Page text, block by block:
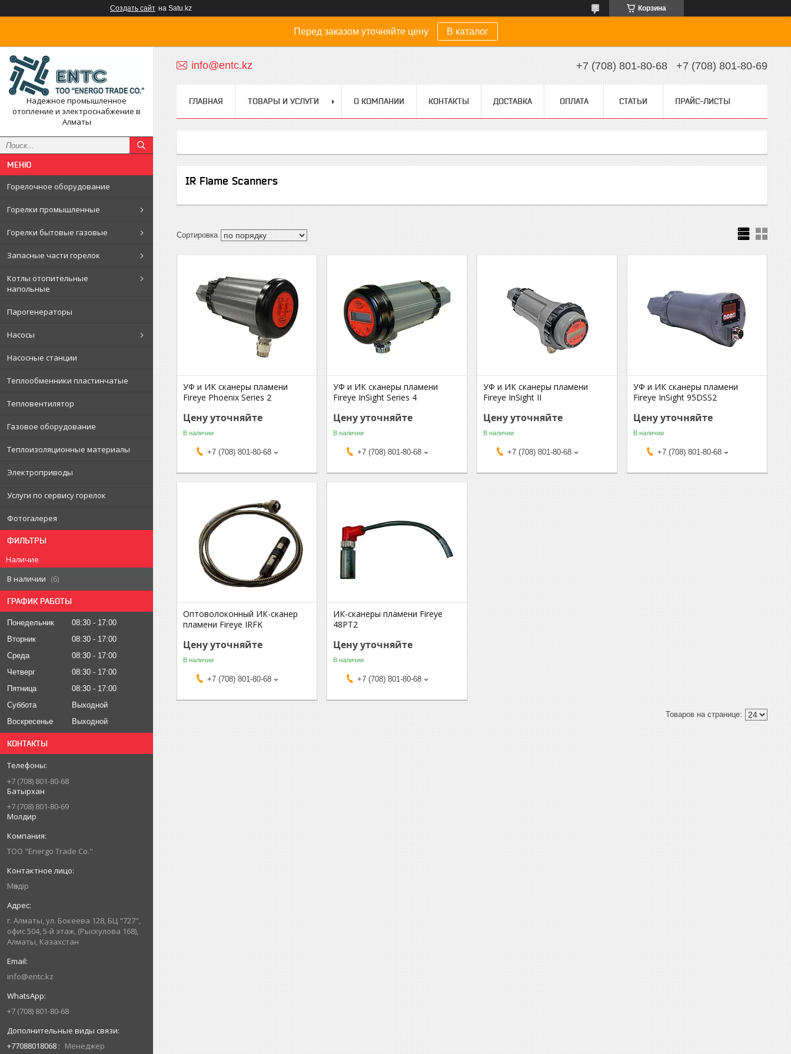
Создать сайт на Satu.kz Корзина
Перед заказом уточняйте цену В каталог
Надежное промышленное
отопление и электроснабжение в
Алматы
Горелочное оборудование
Горелки промышленные
Горелки бытовые газовые
Запасные части горелок
Котлы отопительные
напольные
Парогенераторы
Насосы
Насосные станции
Теплообменники пластинчатые
Тепловентилятор
Газовое оборудование
Теплоизоляционные материалы
Электроприводы
Услуги по сервису горелок
Фотогалерея
ФИЛЬТРЫ
Наличие
В наличии
6
ГРАФИК РАБОТЫ
Понедельник 08:30
17:00
Вторник
08:30
17:00
Среда
08:30
17:00
Четверг
08:30
17:00
Пятница
08:30
17:00
Суббота
Выходной
Воскресенье
Выходной
КОНТАКТЫ
+7 (708) 801-80-68
Батырхан
+7 (708) 801-80-69
Молдир
ТОО "Energo Trade Co."
Мөлдір
г. Алматы, ул. Бокеева 128, БЦ "727",
офис 504, 5-й этаж, (Рыскулова 168),
Алматы, Казахстан
info@entc.kz
+7 (708) 801-80-68
+77088018068 Менеджер
info@entc.kz +7 (708) 801-80-68 +7 (708) 801-80-69
ГЛАВНАЯ ТОВАРЫ И УСЛУГИ О КОМПАНИИ КОНТАКТЫ ДОСТАВКА ОПЛАТА СТАТЬИ ПРАЙС-ЛИСТЫ
IR Flame Scanners
УФ и ИК сканеры пламени
Fireye Phoenix Series 2
Цену уточняйте
В наличии
+7 (708) 801-80-68
УФ и ИК сканеры пламени
Fireye InSight Series 4
Цену уточняйте
В наличии
+7 (708) 801-80-68
УФ и ИК сканеры пламени
Fireye InSight II
Цену уточняйте
В наличии
+7 (708) 801-80-68
УФ и ИК сканеры пламени
Fireye InSight 95DSS2
Цену уточняйте
В наличии
+7 (708) 801-80-68
Оптоволоконный ИК-сканер
пламени Fireye IRFK
Цену уточняйте
В наличии
+7 (708) 801-80-68
ИК-сканеры пламени Fireye
48PT2
Цену уточняйте
В наличии
+7 (708) 801-80-68